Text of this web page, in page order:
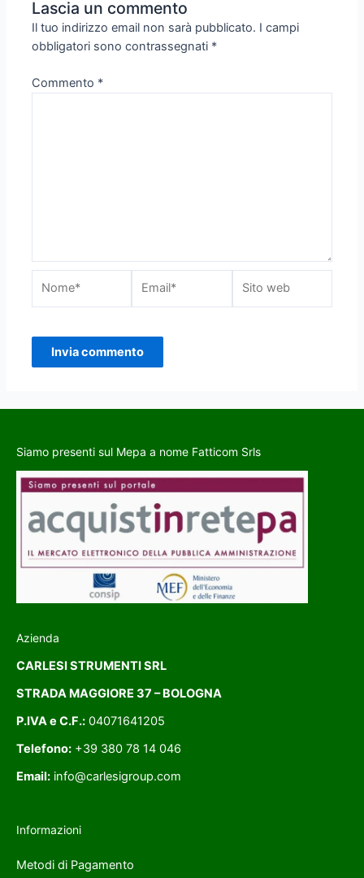
Lascia un commento
Il tuo indirizzo email non sarà pubblicato. I campi
obbligatori sono contrassegnati *
Commento *
Siamo presenti sul Mepa a nome Fatticom Srls
Azienda
CARLESI STRUMENTI SRL
STRADA MAGGIORE 37 – BOLOGNA
P.IVA e C.F.: 04071641205
Telefono: +39 380 78 14 046
Email: info@carlesigroup.com
Informazioni
Metodi di Pagamento